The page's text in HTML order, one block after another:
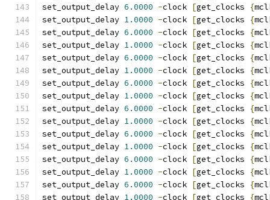
set_output_delay 6.0000 -clock [get_clocks {
set_output_delay 1.0000 -clock [get_clocks {
set_output_delay 6.0000 -clock [get_clocks {
set_output_delay 1.0000 -clock [get_clocks {
set_output_delay 6.0000 -clock [get_clocks {
set_output_delay 1.0000 -clock [get_clocks {
set_output_delay 6.0000 -clock [get_clocks {
set_output_delay 1.0000 -clock [get_clocks {
set_output_delay 6.0000 -clock [get_clocks {
set_output_delay 1.0000 -clock [get_clocks {
set_output_delay 6.0000 -clock [get_clocks {
set_output_delay 1.0000 -clock [get_clocks {
set_output_delay 6.0000 -clock [get_clocks {
set_output_delay 1.0000 -clock [get_clocks {
set_output_delay 6.0000 -clock [get_clocks {
set_output_delay 1.0000 -clock [get_clocks {